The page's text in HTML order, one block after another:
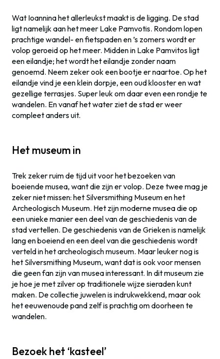
Wat Ioannina het allerleukst maakt is de ligging. De stad
ligt namelijk aan het meer Lake Pamvotis. Rondom lopen
prachtige wandel- en fietspaden en ’s zomers wordt er
volop geroeid op het meer. Midden in Lake Pamvitos ligt
een eilandje; het wordt het eilandje zonder naam
genoemd. Neem zeker ook een bootje er naartoe. Op het
eilandje vind je een klein dorpje, een oud klooster en wat
gezellige terrasjes. Super leuk om daar even een rondje te
wandelen. En vanaf het water ziet de stad er weer
compleet anders uit.
Het museum in
Trek zeker ruim de tijd uit voor het bezoeken van
boeiende musea, want die zijn er volop. Deze twee mag je
zeker niet missen: het Silversmithing Museum en het
Archeologisch Museum. Het zijn moderne musea die op
een unieke manier een deel van de geschiedenis van de
stad vertellen. De geschiedenis van de Grieken is namelijk
lang en boeiend en een deel van die geschiedenis wordt
verteld in het archeologisch museum. Maar leuker nog is
het Silversmithing Museum, wantdat is ook voor mensen
die geen fan zijn van musea interessant. In dit museum zie
je hoe je met zilver op traditionele wijze sieraden kunt
maken. De collectie juwelen is indrukwekkend, maar ook
het eeuwenoude pand zelf is prachtig om doorheen te
wandelen.
Bezoek het ‘kasteel’